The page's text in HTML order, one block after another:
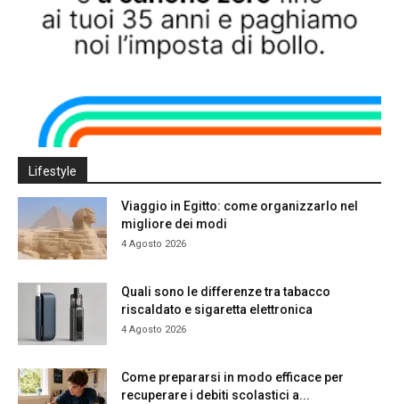
Lifestyle
Viaggio in Egitto: come organizzarlo nel
migliore dei modi
4 Agosto 2026
Quali sono le differenze tra tabacco
riscaldato e sigaretta elettronica
4 Agosto 2026
Come prepararsi in modo efficace per
recuperare i debiti scolastici a...